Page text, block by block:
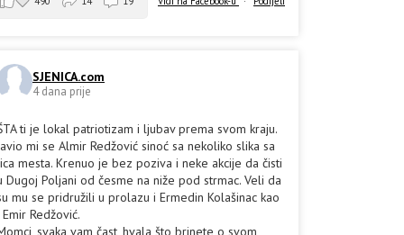
SJENICA.com
4 dana prije
ti je lokal patriotizam i ljubav prema svom kraju.
mi se Almir Redžović sinoć sa nekoliko slika sa
mesta. Krenuo je bez poziva i neke akcije da čisti
Dugoj Poljani od česme na niže pod strmac. Veli da
mu se pridružili u prolazu i Ermedin Kolašinac kao
Redžović.
svaka vam čast, hvala što brinete o svom